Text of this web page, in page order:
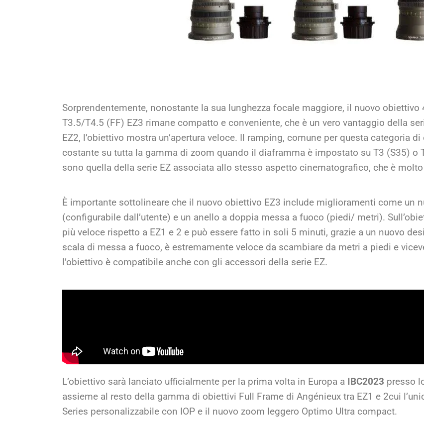
Sorprendentemente, nonostante la sua lunghezza focale maggiore, il nuovo
T3.5/T4.5 (FF) EZ3 rimane compatto e conveniente, che è un vero vantaggio della
EZ2, l’obiettivo mostra un’apertura veloce. Il ramping, comune per questa categoria
costante su tutta la gamma di zoom quando il diaframma è impostato su T3 (S35) o
sono quella della serie EZ associata allo stesso aspetto cinematografico, che è
È importante sottolineare che il nuovo obiettivo EZ3 include miglioramenti come un
(configurabile dall’utente) e un anello a doppia messa a fuoco (piedi/ metri).
più veloce rispetto a EZ1 e 2 e può essere fatto in soli 5 minuti, grazie a un nuovo
scala di messa a fuoco, è estremamente veloce da scambiare da metri a piedi e
l’obiettivo è compatibile anche con gli accessori della serie EZ.
L’obiettivo sarà lanciato ufficialmente per la prima volta in Europa a IBC2023 presso
assieme al resto della gamma di obiettivi Full Frame di Angénieux tra EZ1 e 2cui
Series personalizzabile con IOP e il nuovo zoom leggero Optimo Ultra compact.